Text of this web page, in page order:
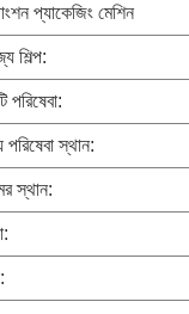
প্যাকেজিং মেশিন
শিল্প:
পরিষেবা:
পরিষেবা স্থান:
স্থান: